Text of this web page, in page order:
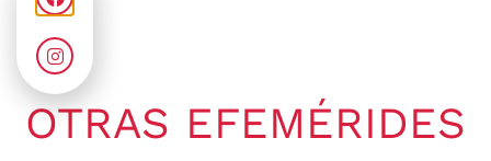
OTRAS EFEMÉRIDES